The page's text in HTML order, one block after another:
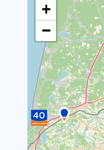
+
−